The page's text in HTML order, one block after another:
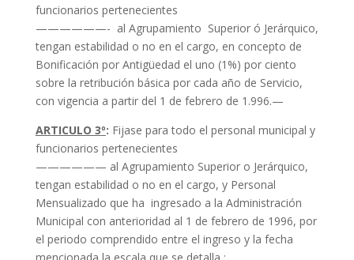
funcionarios pertenecientes
——————- al Agrupamiento Superior ó Jerárquico,
tengan estabilidad o no en el cargo, en concepto de
Bonificación por Antigüedad el uno (1%) por ciento
sobre la retribución básica por cada año de Servicio,
con vigencia a partir del 1 de febrero de 1.996.—
ARTICULO 3º: Fijase para todo el personal municipal y
funcionarios pertenecientes
—————— al Agrupamiento Superior o Jerárquico,
tengan estabilidad o no en el cargo, y Personal
Mensualizado que ha ingresado a la Administración
Municipal con anterioridad al 1 de febrero de 1996, por
el periodo comprendido entre el ingreso y la fecha